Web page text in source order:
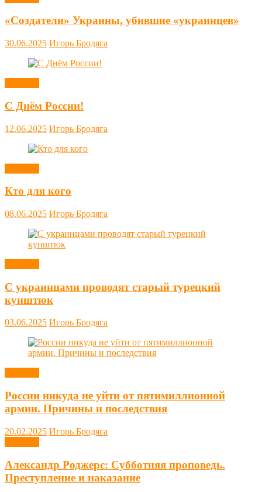
«Создатели» Украины, убившие «украинцев»
30.06.2025 Игорь Бродяга
С Днём России!
12.06.2025 Игорь Бродяга
Кто для кого
08.06.2025 Игорь Бродяга
С украинцами проводят старый турецкий
кунштюк
03.06.2025 Игорь Бродяга
России никуда не уйти от пятимиллионной
армии. Причины и последствия
20.02.2025 Игорь Бродяга
Александр Роджерс: Субботняя проповедь.
Преступление и наказание